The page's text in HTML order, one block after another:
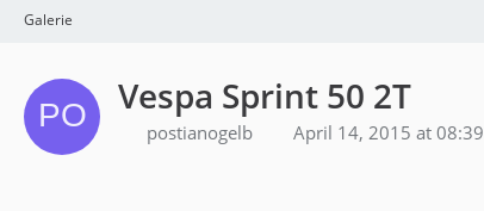
Galerie
Vespa Sprint 50 2T
postianogelb April 14, 2015 at 08:39